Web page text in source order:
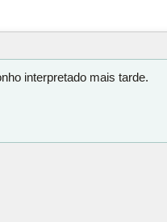
interpretado mais tarde.